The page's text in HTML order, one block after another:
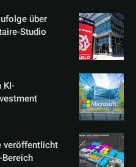
über
Studio
KI-
veröffentlicht